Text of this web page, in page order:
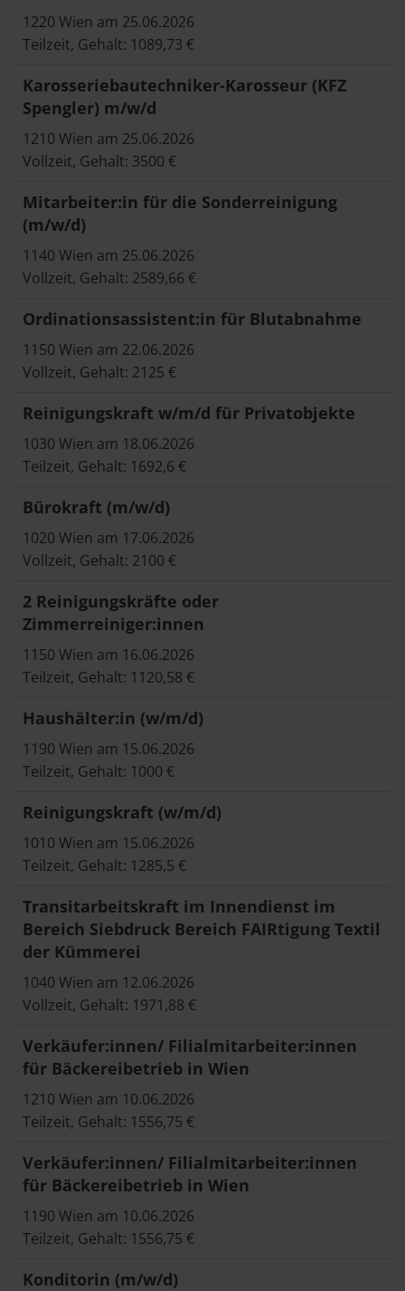
1220 Wien am 25.06.2026
Teilzeit, Gehalt: 1089,73 €
Karosseriebautechniker-Karosseur (KFZ
Spengler) m/w/d
1210 Wien am 25.06.2026
Vollzeit, Gehalt: 3500 €
Mitarbeiter:in für die Sonderreinigung
(m/w/d)
1140 Wien am 25.06.2026
Vollzeit, Gehalt: 2589,66 €
Ordinationsassistent:in für Blutabnahme
1150 Wien am 22.06.2026
Vollzeit, Gehalt: 2125 €
Reinigungskraft w/m/d für Privatobjekte
1030 Wien am 18.06.2026
Teilzeit, Gehalt: 1692,6 €
Bürokraft (m/w/d)
1020 Wien am 17.06.2026
Vollzeit, Gehalt: 2100 €
2 Reinigungskräfte oder
Zimmerreiniger:innen
1150 Wien am 16.06.2026
Teilzeit, Gehalt: 1120,58 €
Haushälter:in (w/m/d)
1190 Wien am 15.06.2026
Teilzeit, Gehalt: 1000 €
Reinigungskraft (w/m/d)
1010 Wien am 15.06.2026
Teilzeit, Gehalt: 1285,5 €
Transitarbeitskraft im Innendienst im
Bereich Siebdruck Bereich FAIRtigung Textil
der Kümmerei
1040 Wien am 12.06.2026
Vollzeit, Gehalt: 1971,88 €
Verkäufer:innen/ Filialmitarbeiter:innen
für Bäckereibetrieb in Wien
1210 Wien am 10.06.2026
Teilzeit, Gehalt: 1556,75 €
Verkäufer:innen/ Filialmitarbeiter:innen
für Bäckereibetrieb in Wien
1190 Wien am 10.06.2026
Teilzeit, Gehalt: 1556,75 €
Konditorin (m/w/d)